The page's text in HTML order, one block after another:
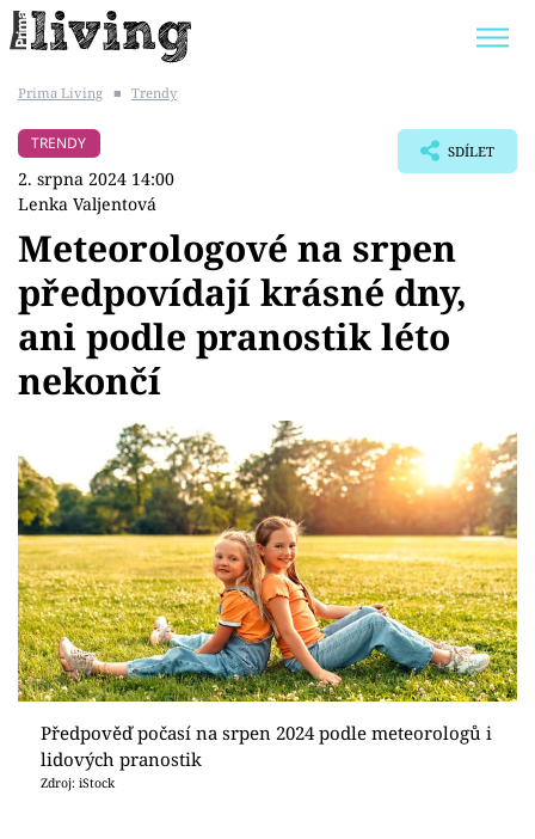
BYDLENÍ SLAVNÝCH
Témata
Bydlení
Zahrada
Design
Sledujte prima+
Přihlášení
Sledujte nás
Prima Living ■ Trendy
TRENDY
2. srpna 2024 14:00
Lenka Valjentová
SDÍLET
Meteorologové na srpen
předpovídají krásné dny,
ani podle pranostik léto
nekončí
Předpověď počasí na srpen 2024 podle meteorologů i
lidových pranostik
Zdroj: iStock